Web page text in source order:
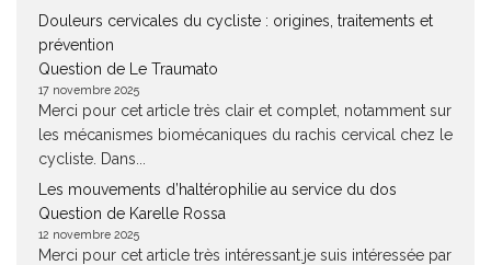
Douleurs cervicales du cycliste : origines, traitements et
prévention
Question de Le Traumato
17 novembre 2025
Merci pour cet article très clair et complet, notamment sur
les mécanismes biomécaniques du rachis cervical chez le
cycliste. Dans...
Les mouvements d’haltérophilie au service du dos
Question de Karelle Rossa
12 novembre 2025
Merci pour cet article très intéressant.je suis intéressée par